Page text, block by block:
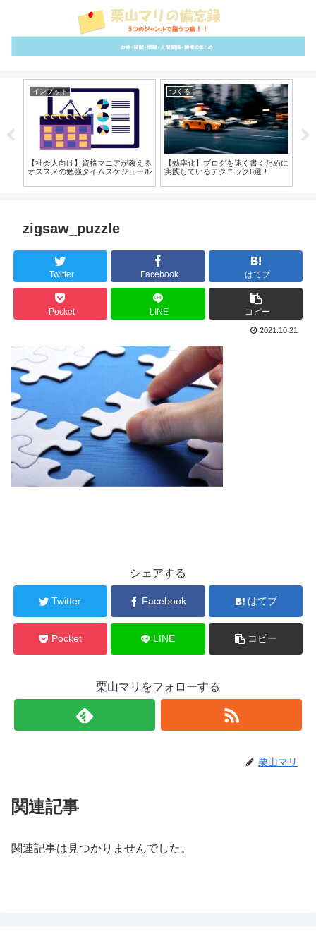
インプット
【社会人向け】資格マニアが教える
オススメの勉強タイムスケジュール
つくる
【効率化】ブログを速く書くために
実践しているテクニック6選！
zigsaw_puzzle
Twitter Facebook はてブ
Pocket LINE コピー
2021.10.21
シェアする
Twitter Facebook はてブ
Pocket LINE コピー
栗山マリをフォローする
栗山マリ
関連記事
関連記事は見つかりませんでした。